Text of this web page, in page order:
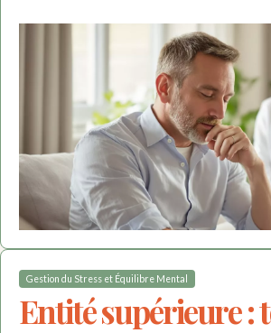
Gestion du Stress et Équilibre Mental
Entité supérieure :